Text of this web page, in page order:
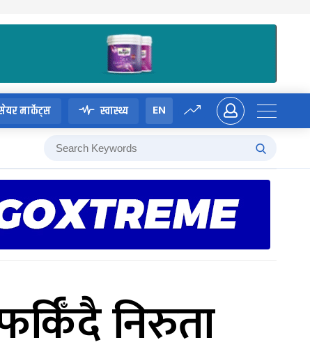
मार्केट्स स्वास्थ्य EN
निरुता